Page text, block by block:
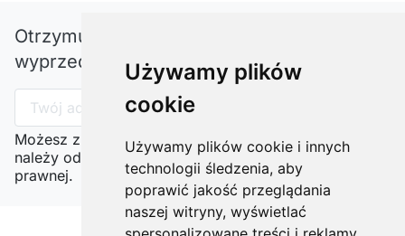
Używamy plików
cookie
Używamy plików cookie i innych
technologii śledzenia, aby
poprawić jakość przeglądania
naszej witryny, wyświetlać
Otrzymuj informację o nowościach i
wyprzedażach
Możesz zrezygnować w każdej chwili. W tym celu
należy odnaleźć szczegóły w naszej informacji
prawnej.